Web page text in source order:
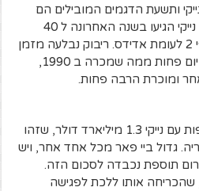
נייקי ותשעת הדגמים המובילים הם
שלה. ההכנסות השנתיות של נייקי הגיעו בשנה האחרונה ל 40
מיליארד דולר, שזה יותר מפי 2 לעומת אדידס. ריבוק נבלעה מזמן
על ידי אדידס, והיא מוכרת היום פחות ממה שמכרה ב 1990,
ומוכרת הרבה פחות.
עד היום הוא הרוויח מהשותפות עם נייקי 1.3 מיליארד דולר, שזהו
גדול ביי פאר מכל אחד אחר, ויש
תוספת נכבדה לסכום הזה.
שהכריחה אותו ללכת לפגישה